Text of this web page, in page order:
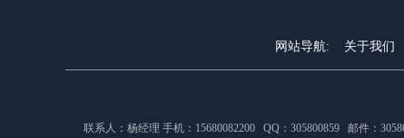
网站导航: 关于我们
联系人：杨经理 手机：15680082200 QQ：305800859 邮件：